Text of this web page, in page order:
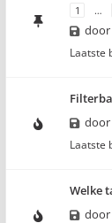
1 …
door
Laatste
door
Laatste
Welke
door